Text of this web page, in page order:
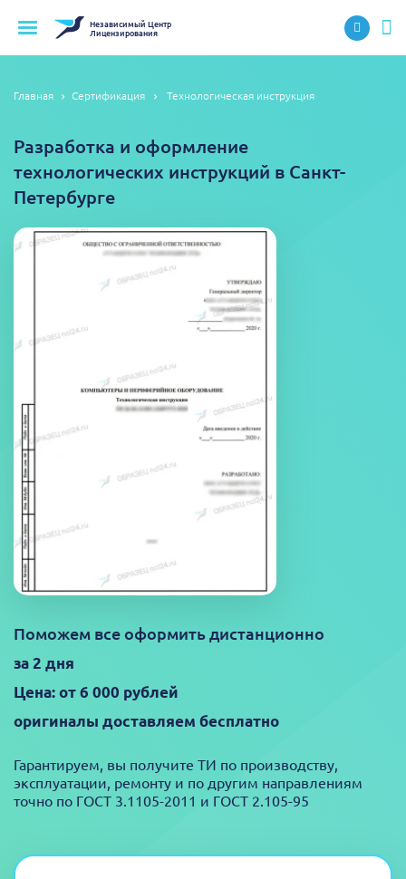
НезависимыйЦентр
Лицензирования
Главная Сертификация Технологическая инструкция
Разработка и оформление
технологических инструкций в Санкт-
Петербурге
Поможем все оформить дистанционно
за 2 дня
Цена: от 6 000 рублей
оригиналы доставляем бесплатно
Гарантируем, вы получите ТИ по производству,
эксплуатации, ремонту и по другим направлениям
точно по ГОСТ 3.1105-2011 и ГОСТ 2.105-95